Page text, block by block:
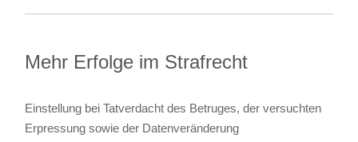
Mehr Erfolge im Strafrecht
Einstellung bei Tatverdacht des Betruges, der versuchten
Erpressung sowie der Datenveränderung